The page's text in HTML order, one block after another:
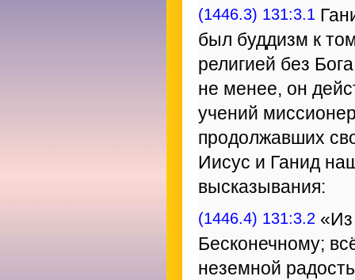
(1446.3) 131:3.1
был буддизм к
религией без
не менее, он
учений
продолжавших
Иисус и Ганид
высказывания:
(1446.4) 131:3.2 «Из
Бесконечному;
неземной